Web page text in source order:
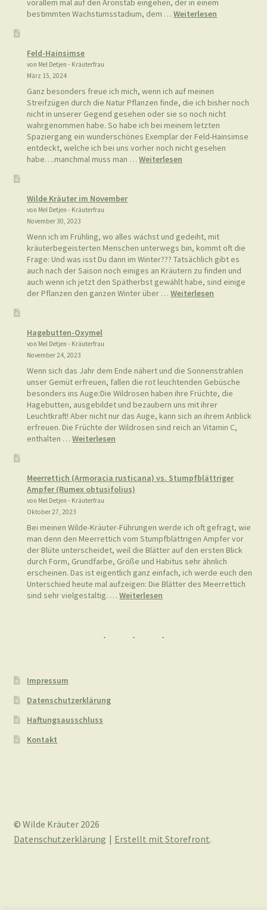
vorallem mal auf den Aronstab eingehen, der in einem
bestimmten Wachstumsstadium, dem …Weiterlesen
Feld-Hainsimse
von Mel Detjen - Kräuterfrau
März 15, 2024
Ganz besonders freue ich mich, wenn ich auf meinen
Streifzügen durch die Natur Pflanzen finde, die ich bisher noch
nicht in unserer Gegend gesehen oder sie so noch nicht
wahrgenommen habe. So habe ich bei meinem letzten
Spaziergang ein wunderschönes Exemplar der Feld-Hainsimse
entdeckt, welche ich bei uns vorher noch nicht gesehen
habe….manchmal muss man …Weiterlesen
Wilde Kräuter im November
von Mel Detjen - Kräuterfrau
November 30, 2023
Wenn ich im Frühling, wo alles wächst und gedeiht, mit
kräuterbegeisterten Menschen unterwegs bin, kommt oft die
Frage: Und was isst Du dann im Winter??? Tatsächlich gibt es
auch nach der Saison noch einiges an Kräutern zu finden und
auch wenn ich jetzt den Spätherbst gewählt habe, sind einige
der Pflanzen den ganzen Winter über …Weiterlesen
Hagebutten-Oxymel
von Mel Detjen - Kräuterfrau
November 24, 2023
Wenn sich das Jahr dem Ende nähert und die Sonnenstrahlen
unser Gemüt erfreuen, fallen die rot leuchtenden Gebüsche
besonders ins Auge:Die Wildrosen haben ihre Früchte, die
Hagebutten, ausgebildet und bezaubern uns mit ihrer
Leuchtkraft! Aber nicht nur das Auge, kann sich an ihrem Anblick
erfreuen. Die Früchte der Wildrosen sind reich an Vitamin C,
enthalten …Weiterlesen
Meerrettich (Armoracia rusticana) vs. Stumpfblättriger
Ampfer (Rumex obtusifolius)
von Mel Detjen - Kräuterfrau
Oktober 27, 2023
Bei meinen Wilde-Kräuter-Führungen werde ich oft gefragt, wie
man denn den Meerrettich vom Stumpfblättrigen Ampfer vor
der Blüte unterscheidet, weil die Blätter auf den ersten Blick
durch Form, Grundfarbe, Größe und Habitus sehr ähnlich
erscheinen. Das ist eigentlich ganz einfach, ich werde euch den
Unterschied heute mal aufzeigen: Die Blätter des Meerrettich
sind sehr vielgestaltig. …Weiterlesen
vs.
Impressum
Datenschutzerklärung
Haftungsausschluss
Kontakt
© Wilde Kräuter 2026
Datenschutzerklärung
Erstellt mit Storefront.